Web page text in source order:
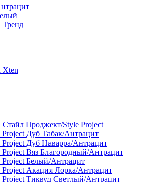
Тренд
Xten
Стайл Проджект/Style Project
Дуб Табак/Антрацит
Дуб Наварра/Антрацит
Вяз Благородный/Антрацит
Белый/Антрацит
Акация Лорка/Антрацит
Тиквуд Светлый/Антрацит